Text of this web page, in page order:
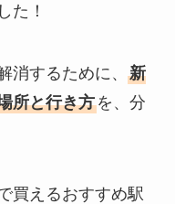
た！
消するために、
新
所と行き方を、分
買えるおすすめ駅